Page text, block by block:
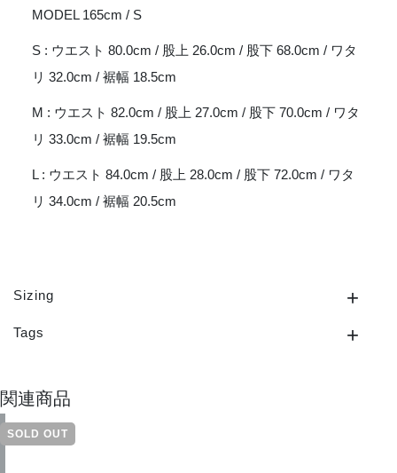
MODEL 165cm / S
S : ウエスト 80.0cm / 股上 26.0cm / 股下 68.0cm / ワタ
リ 32.0cm / 裾幅 18.5cm
M : ウエスト 82.0cm / 股上 27.0cm / 股下 70.0cm / ワタ
リ 33.0cm / 裾幅 19.5cm
L : ウエスト 84.0cm / 股上 28.0cm / 股下 72.0cm / ワタ
リ 34.0cm / 裾幅 20.5cm
Sizing
Tags
関連商品
SOLD OUT